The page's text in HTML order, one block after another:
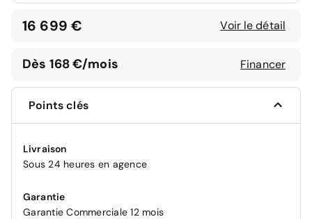
16 699 € Voir le détail
Dès 168 €/mois Financer
Points clés
Livraison
Sous 24 heures en agence
Garantie
Garantie Commerciale 12 mois